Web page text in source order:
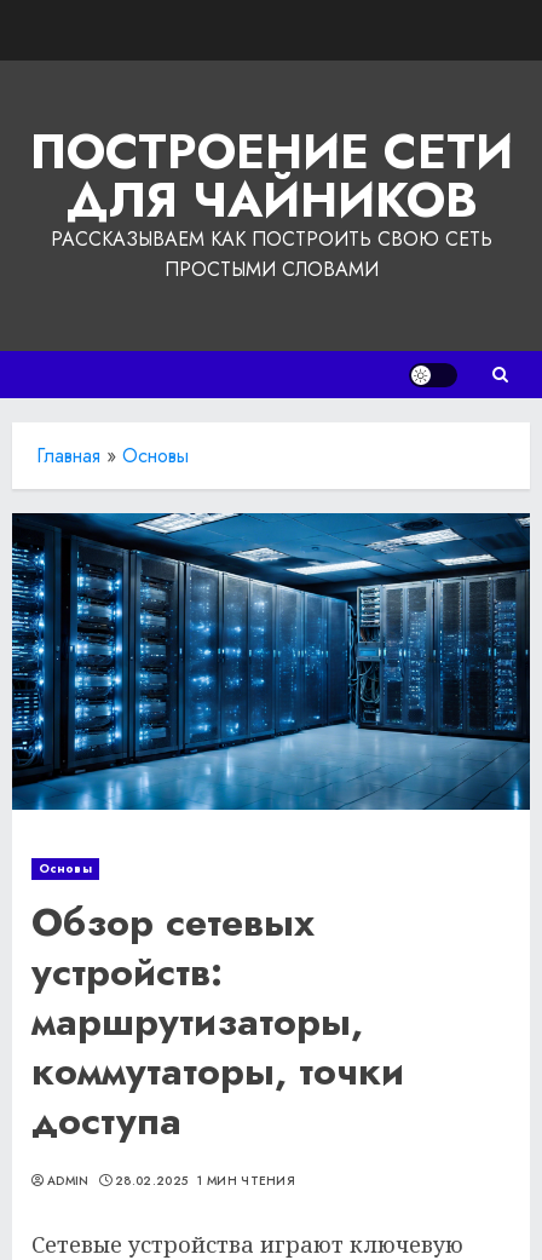
ПОСТРОЕНИЕ СЕТИ
ДЛЯ ЧАЙНИКОВ
РАССКАЗЫВАЕМ КАК ПОСТРОИТЬ СВОЮ СЕТЬ
ПРОСТЫМИ СЛОВАМИ
Главная » Основы
Основы
Обзор сетевых
устройств:
маршрутизаторы,
коммутаторы, точки
доступа
ADMIN 28.02.2025 1 МИН ЧТЕНИЯ
Сетевые устройства играют ключевую